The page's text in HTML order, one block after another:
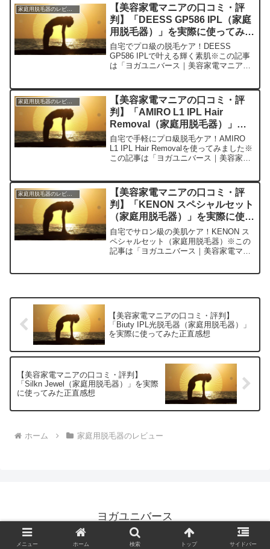
ティンを大きく変えてくれた家庭用脱毛
器「BoS...
【美容家電マニアの口コミ・評
判】「DEESS GP586 IPL（家庭
用脱毛器）」を実際に使ってみた
正直感想
自宅でプロ級の脱毛ケア！DEESS
GP586 IPLで叶える輝く素肌※この記事
は「ヨガユニバース｜美容家電マニアの
が紹介したいのが「DEESS GP586
IPL」で...
【美容家電マニアの口コミ・評
判】「AMIRO L1 IPL Hair
Removal（家庭用脱毛器）」を
実際に使ってみた正直感想
自宅で手軽にプロ級脱毛ケア！AMIRO
L1 IPL Hair Removalを使ってみました※
この記事は「ヨガユニバース｜美容家電
日、編集部が紹介したいのが「AMIRO...
家庭用脱毛器のレビュー
【美容家電マニアの口コミ・評
判】「KENON スペシャルセット
（家庭用脱毛器）」を実際に使っ
てみた正直感想
自宅でサロン級の美肌ケア！KENON ス
ペシャルセット（家庭用脱毛器）※この
記事は「ヨガユニバース｜美容家電マニ
【美容家電マニアの口コミ・評判】
「Biuty IPL光脱毛器（家庭用脱毛器）」
を実際に使ってみた正直感想
【美容家電マニアの口コミ・評判】
「Silkn Jewel（家庭用脱毛器）」を実際
に使ってみた正直感想
ホーム 家庭用脱毛器のレビュー
ヨガユニバース
© 2023 ヨガユニバース.
メニュー ホーム 検索 トップ サイドバー